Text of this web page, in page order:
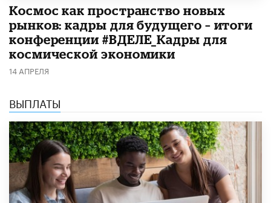
Космос как пространство новых
рынков: кадры для будущего – итоги
конференции #ВДЕЛЕ_Кадры для
космической экономики
14 АПРЕЛЯ
ВЫПЛАТЫ